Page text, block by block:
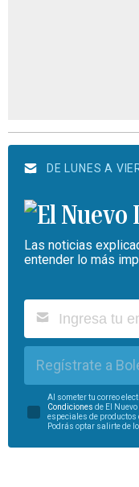
DE LUNES A
Las noticias
entender lo más
Regístrate a
Al someter tu correo
Condiciones de El
especiales de productos
Podrás optar salirte de